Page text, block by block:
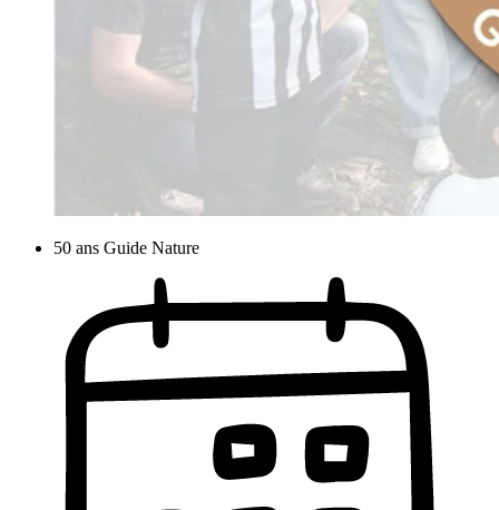
50 ans Guide Nature